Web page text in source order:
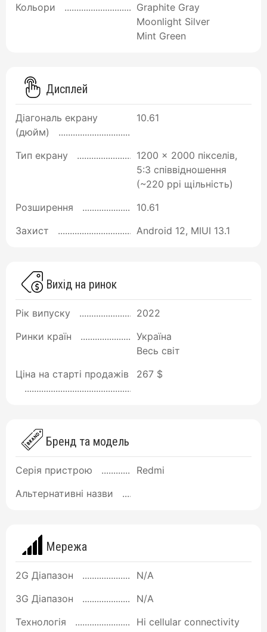
Кольори
Graphite Gray
Moonlight Silver
Mint Green
Дисплей
Діагональ екрану
(дюйм)
10.61
Тип екрану
1200 x 2000 пікселів,
5:3 співвідношення
(~220 ppi щільність)
Розширення
10.61
Захист
Android 12, MIUI 13.1
Вихід на ринок
Рік випуску
2022
Ринки країн
Україна
Весь світ
Ціна на старті продажів
267 $
Бренд та модель
Серія пристрою
Redmi
Альтернативні назви
Мережа
2G Діапазон
N/A
3G Діапазон
N/A
Технологія
Ні cellular connectivity